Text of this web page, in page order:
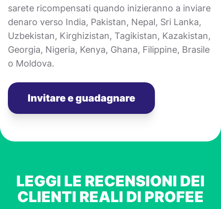
sarete ricompensati quando inizieranno a inviare
denaro verso India, Pakistan, Nepal, Sri Lanka,
Uzbekistan, Kirghizistan, Tagikistan, Kazakistan,
Georgia, Nigeria, Kenya, Ghana, Filippine, Brasile
o Moldova.
Invitare e guadagnare
LEGGI LE RECENSIONI DEI
CLIENTI REALI DI PROFEE